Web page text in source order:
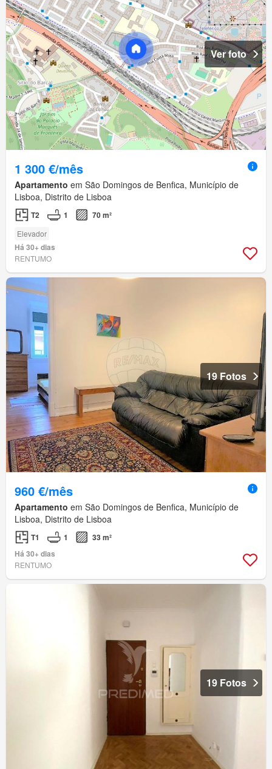
Ver foto
1 300 €/mês
Apartamento em São Domingos de Benfica, Município de
Lisboa, Distrito de Lisboa
T2 1 70 m²
Elevador
Há 30+ dias
RENTUMO
19 Fotos
960 €/mês
Apartamento em São Domingos de Benfica, Município de
Lisboa, Distrito de Lisboa
T1 1
33 m²
Há 30+ dias
RENTUMO
19 Fotos